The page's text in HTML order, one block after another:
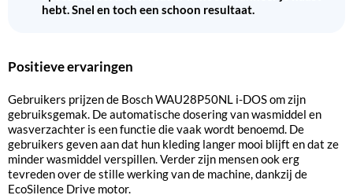
hebt. Snel en toch een schoon resultaat.
Positieve ervaringen
Gebruikers prijzen de Bosch WAU28P50NL i-DOS om zijn
gebruiksgemak. De automatische dosering van wasmiddel en
wasverzachter is een functie die vaak wordt benoemd. De
gebruikers geven aan dat hun kleding langer mooi blijft en dat ze
minder wasmiddel verspillen. Verder zijn mensen ook erg
tevreden over de stille werking van de machine, dankzij de
EcoSilence Drive motor.